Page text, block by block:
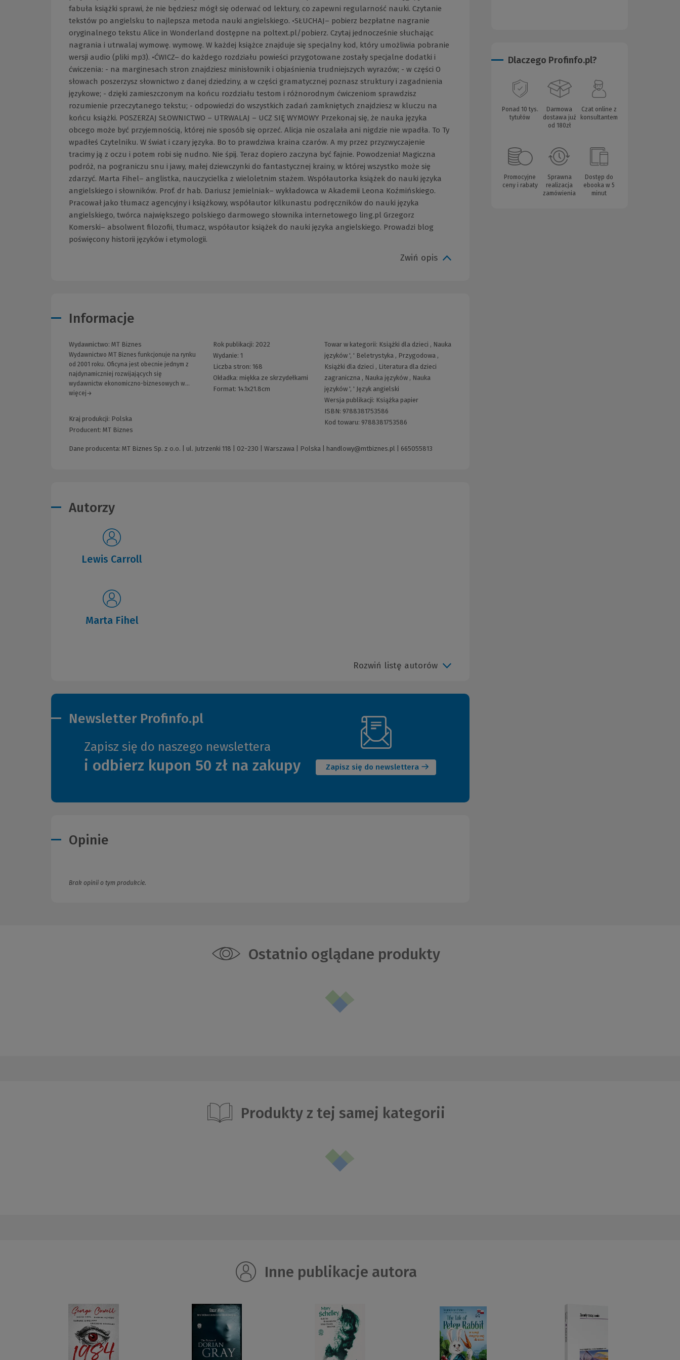
fabuła książki sprawi, że nie będziesz mógł się oderwać od lektury, co zapewni regularność nauki. Czytanie
tekstów po angielsku to najlepsza metoda nauki angielskiego. •SŁUCHAJ– pobierz bezpłatne nagranie
oryginalnego tekstu Alice in Wonderland dostępne na poltext.pl/pobierz. Czytaj jednocześnie słuchając
nagrania i utrwalaj wymowę. wymowę. W każdej książce znajduje się specjalny kod, który umożliwia pobranie
wersji audio (pliki mp3). •ĆWICZ– do każdego rozdziału powieści przygotowane zostały specjalne dodatki i
ćwiczenia: - na marginesach stron znajdziesz minisłownik i objaśnienia trudniejszych wyrazów; - w części O
słowach poszerzysz słownictwo z danej dziedziny, a w części gramatycznej poznasz struktury i zagadnienia
językowe; - dzięki zamieszczonym na końcu rozdziału testom i różnorodnym ćwiczeniom sprawdzisz
rozumienie przeczytanego tekstu; - odpowiedzi do wszystkich zadań zamkniętych znajdziesz w kluczu na
końcu książki. POSZERZAJ SŁOWNICTWO – UTRWALAJ – UCZ SIĘ WYMOWY Przekonaj się, że nauka języka
obcego może być przyjemnością, której nie sposób się oprzeć. Alicja nie oszalała ani nigdzie nie wpadła. To Ty
wpadłeś Czytelniku. W świat i czary języka. Bo to prawdziwa kraina czarów. A my przez przyzwyczajenie
tracimy ją z oczu i potem robi się nudno. Nie śpij. Teraz dopiero zaczyna być fajnie. Powodzenia! Magiczna
podróż, na pograniczu snu i jawy, małej dziewczynki do fantastycznej krainy, w której wszystko może się
zdarzyć. Marta Fihel– anglistka, nauczycielka z wieloletnim stażem. Współautorka książek do nauki języka
angielskiego i słowników. Prof. dr hab. Dariusz Jemielniak– wykładowca w Akademii Leona Koźmińskiego.
Pracował jako tłumacz agencyjny i książkowy, współautor kilkunastu podręczników do nauki języka
angielskiego, twórca największego polskiego darmowego słownika internetowego ling.pl Grzegorz
Komerski– absolwent filozofii, tłumacz, współautor książek do nauki języka angielskiego. Prowadzi blog
poświęcony historii języków i etymologii.
Zwiń opis
Informacje
Wydawnictwo: MT Biznes
Wydawnictwo MT Biznes funkcjonuje na rynku
od 2001 roku. Oficyna jest obecnie jednym z
najdynamiczniej rozwijających się
wydawnictw ekonomiczno-biznesowych w...
więcej→
Kraj produkcji: Polska
Producent: MT Biznes
Rok publikacji: 2022
Wydanie: 1
Liczba stron: 168
Okładka: miękka ze skrzydełkami
Format: 14.1x21.8cm
Towar w kategorii: Książki dla dzieci , Nauka
języków', ' Beletrystyka, Przygodowa,
Książki dla dzieci , Literatura dla dzieci
zagraniczna, Nauka języków, Nauka
języków', ' Język angielski
Wersja publikacji: Książka papier
ISBN: 9788381753586
Kod towaru: 9788381753586
Dane producenta: MT Biznes Sp. z o.o. | ul. Jutrzenki 118 | 02-230 | Warszawa | Polska | handlowy@mtbiznes.pl 665055813
Autorzy
Lewis Carroll
Marta Fihel
Rozwiń listę autorów
Newsletter Profinfo.pl
Zapisz się do naszego newslettera
i odbierz kupon 50 zł na zakupy Zapisz się do newslettera
okno)
Opinie
Brak opinii o tym produkcie.
Dlaczego Profinfo.pl?
Ponad 10 tys.
tytułów
Darmowa
dostawa już
od 180zł
Czat online z
konsultantem
Promocyjne
ceny i rabaty
Sprawna
realizacja
zamówienia
Dostęp do
ebooka w 5
minut
Ostatnio oglądane produkty
Produkty z tej samej kategorii
Inne publikacje autora